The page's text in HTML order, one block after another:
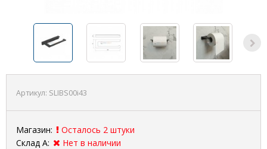
Артикул: SLIBS00i43
Магазин:
Осталось 2 штуки
Склад А:
Нет в наличии